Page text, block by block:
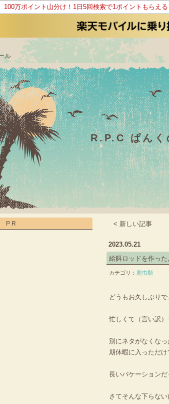
100万ポイント山分け！1日5回検索で1ポイントもらえる
ル
R.P.C ぱんく
PR < 新しい記事
2023.05.21
給餌ロッドを作った
カテゴリ： 爬虫類
どうもお久しぶりで
忙しくて（言い訳
別にネタがなくな
期休暇に入っただけ
長いバケーションだ
さてそんな下らな